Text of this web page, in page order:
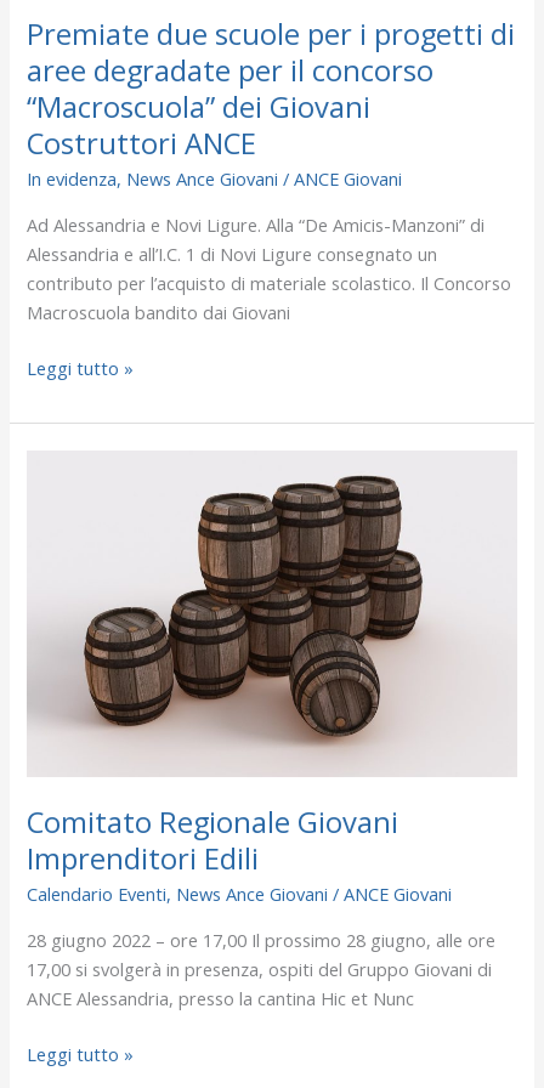
Premiate due scuole per i progetti di
aree degradate per il concorso
“Macroscuola” dei Giovani
Costruttori ANCE
In evidenza, News Ance Giovani /ANCE Giovani
Ad Alessandria e Novi Ligure. Alla “De Amicis-Manzoni” di
Alessandria e all’I.C. 1 di Novi Ligure consegnato un
contributo per l’acquisto di materiale scolastico. Il Concorso
Macroscuola bandito dai Giovani
dei
Giovani
Costruttori
ANCE
Leggi tutto »
Comitato Regionale Giovani
Imprenditori Edili
Calendario Eventi, News Ance Giovani /ANCE Giovani
28 giugno 2022 – ore 17,00 Il prossimo 28 giugno, alle ore
17,00 si svolgerà in presenza, ospiti del Gruppo Giovani di
ANCE Alessandria, presso la cantina Hic et Nunc
Leggi tutto »